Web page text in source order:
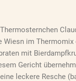
Wiesn im Thermomix
mit
Gericht
leckere Resche